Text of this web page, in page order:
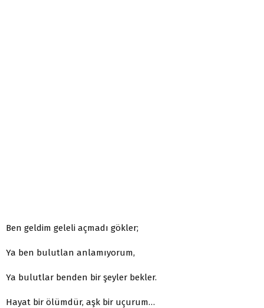
Ben geldim geleli açmadı gökler;
Ya ben bulutlan anlamıyorum,
Ya bulutlar benden bir şeyler bekler.
Hayat bir ölümdür, aşk bir uçurum…